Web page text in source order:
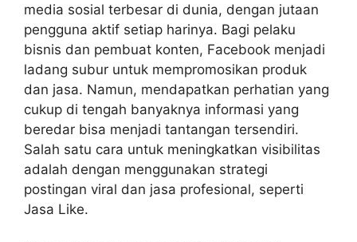
media sosial terbesar di dunia, dengan jutaan
pengguna aktif setiap harinya. Bagi pelaku
bisnis dan pembuat konten, Facebook menjadi
ladang subur untuk mempromosikan produk
dan jasa. Namun, mendapatkan perhatian yang
cukup di tengah banyaknya informasi yang
beredar bisa menjadi tantangan tersendiri.
Salah satu cara untuk meningkatkan visibilitas
adalah dengan menggunakan strategi
postingan viral dan jasa profesional, seperti
Jasa Like.